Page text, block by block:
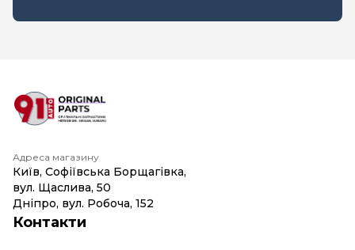
Адреса магазину
Київ, Софіївська Борщагівка,
вул. Щаслива, 50
Дніпро, вул. Робоча, 152
Контакти